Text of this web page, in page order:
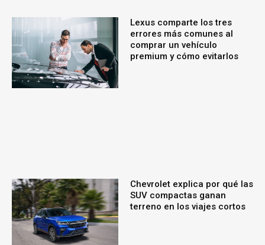
Lexus comparte los tres
errores más comunes al
comprar un vehículo
premium y cómo evitarlos
Chevrolet explica por qué las
SUV compactas ganan
terreno en los viajes cortos